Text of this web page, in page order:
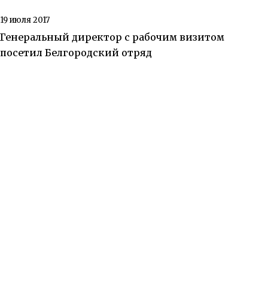
19 июля 2017
Генеральный директор с рабочим визитом
посетил Белгородский отряд